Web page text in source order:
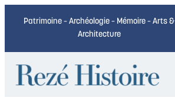
Patrimoine – Archéologie – Mémoire – Arts &
Architecture